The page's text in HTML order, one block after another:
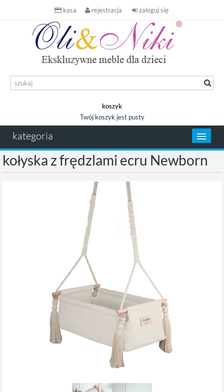
kasa rejestracja zaloguj się
koszyk
Twój koszyk jest pusty
kategoria
kołyska z frędzlami ecru Newborn